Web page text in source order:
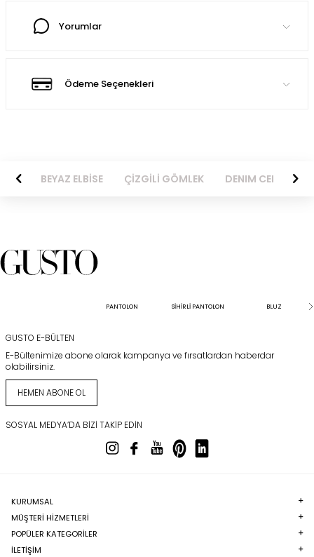
Yorumlar
Ödeme Seçenekleri
BEYAZ ELBİSE ÇİZGİLİ GÖMLEK DENIM CEKET
PANTOLON SİHİRLİ PANTOLON BLUZ
GUSTO E-BÜLTEN
E-Bültenimize abone olarak kampanya ve fırsatlardan haberdar
olabilirsiniz.
HEMEN ABONE OL
SOSYAL MEDYA’DA BIZI TAKIP EDIN
KURUMSAL
MÜŞTERI HIZMETLERI
POPÜLER KATEGORILER
İLETİŞİM